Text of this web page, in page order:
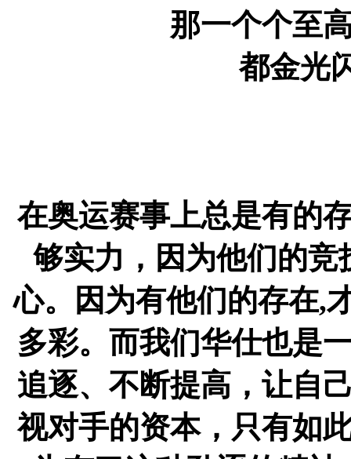
那一个个至
都金光
在奥运赛事上总是有的
够实力，因为他们的
心。因为有他们的存在,
多彩。而我们华仕也是
追逐、不断提高，让自
视对手的资本，只有如